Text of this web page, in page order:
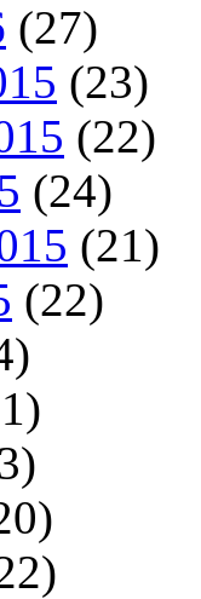
(27)
(23)
(22)
(24)
(21)
(22)